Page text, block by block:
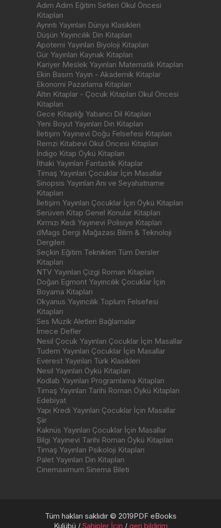
Adım Adım Eğitim Setleri Okul Öncesi
Kitapları
Ayrıntı Yayınları Dünya Klasikleri
Düşün Yayıncılık Din Kitapları
Apotemi Yayınları Biyoloji Kitapları
Gür Yayınları Kaynak Kitapları
Kariyer Meslek Yayınları Matematik Kitapları
Ekin Basım Yayın - Akademik Kitaplar
Ekonomi Pazarlama Kitapları
Altın Kitaplar - Çocuk Kitapları Okul Öncesi
Kitapları
Gece Kitaplığı Yabancı Dil Kitapları
Yeni Boyut Yayınları Din Kitapları
İletişim Yayınevi Doğu Felsefesi Kitapları
Remzi Kitabevi Okul Öncesi Kitapları
İndigo Kitap Öykü Kitapları
İthaki Yayınları Fantastik Kitaplar
Timaş Yayınları Çocuklar İçin Masallar
Sinopsis Yayınları Anı ve Seyahatname
Kitapları
İletişim Yayınları Çocuklar İçin Öykü Kitapları
Serüven Kitap Genel Konular Kitapları
Kırmızı Kedi Yayınevi Polisiye Kitapları
dMags Dergi Mağazası Bilim & Teknoloji
Dergileri
Seçkin Eğitim Teknikleri Tüm Dersler
Kitapları
NTV Yayınları Çizgi Roman Kitapları
Doğan Egmont Yayıncılık Çocuklar İçin
Boyama Kitapları
Okyanus Yayıncılık Toplum Felsefesi
Kitapları
Ses Müzik Aletleri Bağlamalar
İmece Defler
Nesil Çocuk Yayınları Çocuklar İçin Masallar
Tudem Yayınları Çocuklar İçin Masallar
Everest Yayınları Türk Klasikleri
Nesil Yayınları Öykü Kitapları
Kodlab Yayınları Programlama Kitapları
Timaş Yayınları Tarihi Roman Öykü Kitapları
Edebiyat
Yapı Kredi Yayınları Çocuklar İçin Masallar
Şiir
Kaknüs Yayınları Çocuklar İçin Masallar
Bilgi Yayınevi Tarihi Roman Öykü Kitapları
Timaş Yayınları Psikoloji Kitapları
Palet Yayınları Din Kitapları
Cinemaximum Sinema Bileti
Tüm hakları saklıdır © 2019PDF eBooks
Kulübü / Sahipler İçin / geri bildirim